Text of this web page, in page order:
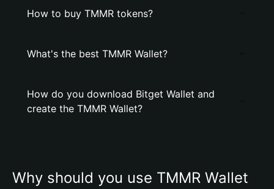
How to buy TMMR tokens?
What's the best TMMR Wallet?
How do you download Bitget Wallet and
create the TMMR Wallet?
Why should you use TMMR Wallet